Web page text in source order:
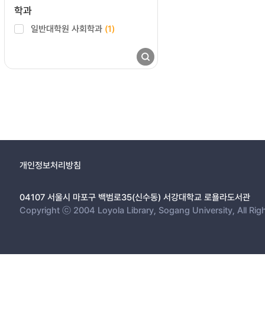
학과
일반대학원 사회학과 (1)
개인정보처리방침
04107 서울시 마포구 백범로35(신수동) 서강대학교 로욜라도서관
Copyright ⓒ 2004 Loyola Library, Sogang University, All